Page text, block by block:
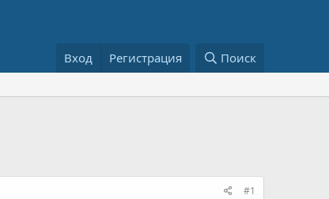
Вход Регистрация Поиск
#1